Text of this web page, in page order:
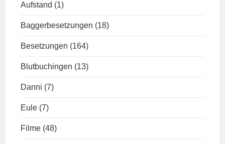
Aufstand (1)
Baggerbesetzungen (18)
Besetzungen (164)
Blutbuchingen (13)
Danni (7)
Eule (7)
Filme (48)